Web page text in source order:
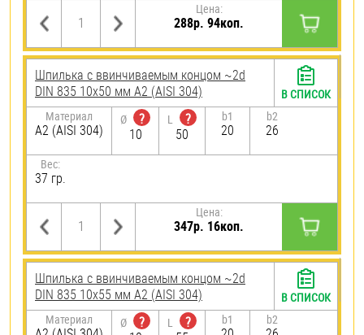
Цена:
288р. 94коп.
Шпилька c ввинчиваемым концом ~2d
DIN 835 10х50 мм А2 (AISI 304)
Материал
А2 (AISI 304)
Ø
?
10
L
?
50
b1
20
b2
26
Вес:
37 гр.
Цена:
347р. 16коп.
В СПИСОК
Шпилька c ввинчиваемым концом ~2d
DIN 835 10х55 мм А2 (AISI 304)
Материал Ø
?
L
?
b1 b2
В СПИСОК